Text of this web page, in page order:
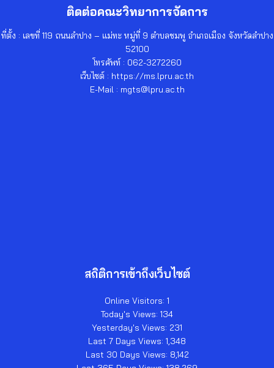
ติดต่อคณะวิทยาการจัดการ
ที่ตั้ง : เลขที่ 119 ถนนลำปาง – แม่ทะ หมู่ที่ 9 ตำบลชมพู อำเภอเมือง จังหวัดลำปาง
52100
โทรศัพท์ : 062-3272260
เว็บไซต์ : https://ms.lpru.ac.th
E-Mail : mgts@lpru.ac.th
สถิติการเข้าถึงเว็บไซต์
Online Visitors: 1
Today's Views: 134
Yesterday's Views: 231
Last 7 Days Views: 1,348
Last 30 Days Views: 8,142